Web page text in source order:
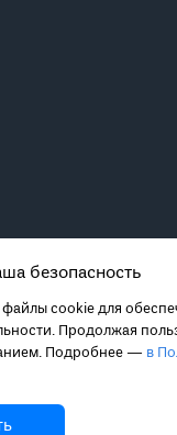
безопасность
cookie для
Продолжая
Подробнее — в
метода лечения
связанных с ними